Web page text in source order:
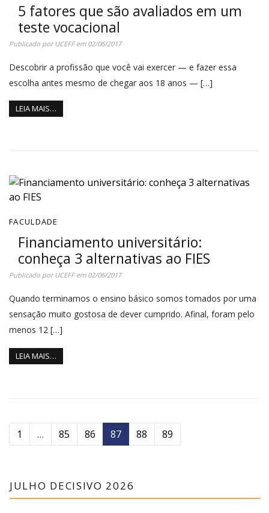
5 fatores que são avaliados em um
teste vocacional
Publicado porUCEFFem 02/06/2017
Descobrir a profissão que você vai exercer — e fazer essa
escolha antes mesmo de chegar aos 18 anos — […]
LEIA MAIS…
FACULDADE
Financiamento universitário:
conheça 3 alternativas ao FIES
Publicado porUCEFFem 02/06/2017
Quando terminamos o ensino básico somos tomados por uma
sensação muito gostosa de dever cumprido. Afinal, foram pelo
menos 12 […]
LEIA MAIS…
1 … 85 86 87 88 89
JULHO DECISIVO 2026